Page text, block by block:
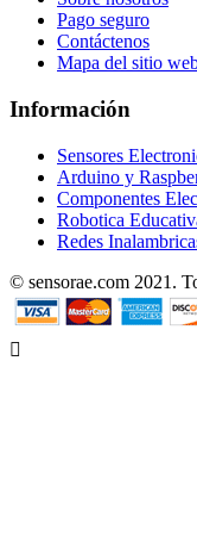
Pago seguro
Contáctenos
Mapa del sitio
Información
Sensores
Arduino y
Componentes
Robotica
Redes
© sensorae.com 2021.
